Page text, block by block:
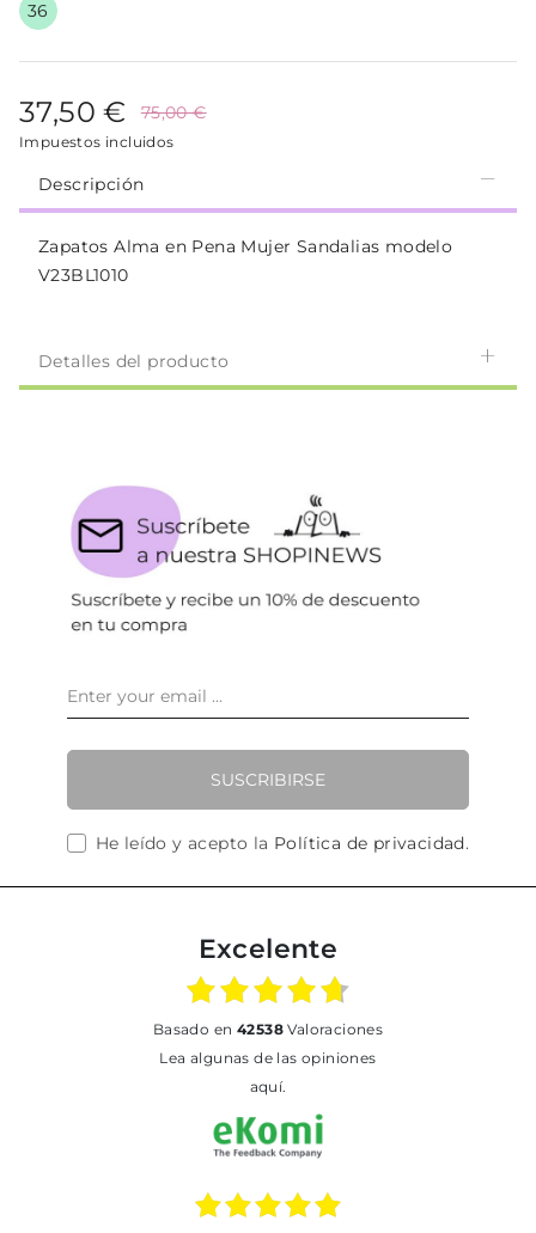
36
37,50 € 75,00 €
Impuestos incluidos
Descripción
Zapatos Alma en Pena Mujer Sandalias modelo
V23BL1010
Detalles del producto
SUSCRIBIRSE
He leído y acepto la Política de privacidad.
Excelente
basado en 42538Valoraciones
Lea algunas de las opiniones
aquí.